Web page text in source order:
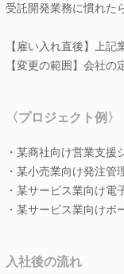
受託開発業務に慣れた
【雇い入れ直後】上記
【変更の範囲】会社の
〈プロジェクト例〉
・某商社向け営業支援
・某小売業向け発注管
・某サービス業向け電
・某サービス業向けポ
入社後の流れ